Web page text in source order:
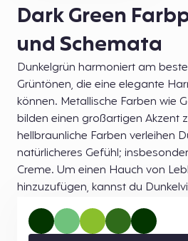
Dark Green
und Schemata
Dunkelgrün harmoniert am
Grüntönen, die eine elegante
können. Metallische Farben wie
bilden einen großartigen Akzent
hellbraunliche Farben verleihen
natürlicheres Gefühl;
Creme. Um einen Hauch von
hinzuzufügen, kannst du